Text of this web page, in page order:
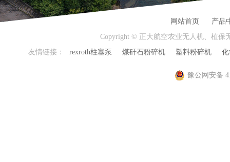
网站首页
产品
Copyright © 正大航空农业无人机、植保
友情链接：
rexroth柱塞泵 煤矸石粉碎机 塑料粉碎机
豫公网安备